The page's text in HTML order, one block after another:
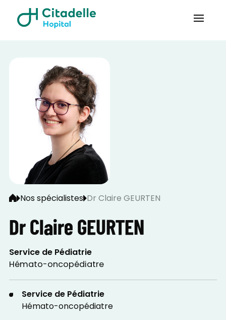
Nos spécialistes Dr Claire GEURTEN
Dr Claire GEURTEN
Service de Pédiatrie
Hémato-oncopédiatre
Service de Pédiatrie
Hémato-oncopédiatre